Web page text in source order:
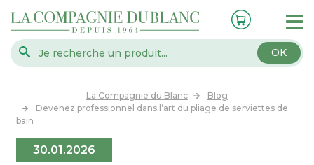
OK
La Compagnie du Blanc
Blog
Devenez professionnel dans l’art du pliage de serviettes de
bain
30.01.2026